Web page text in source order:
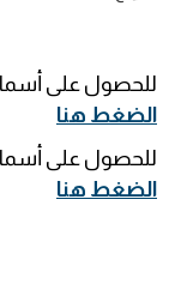
للحصول على أسماء
الضغط هنا
للحصول على أسماء
الضغط هنا